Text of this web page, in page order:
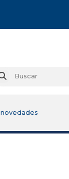
Buscar
novedades